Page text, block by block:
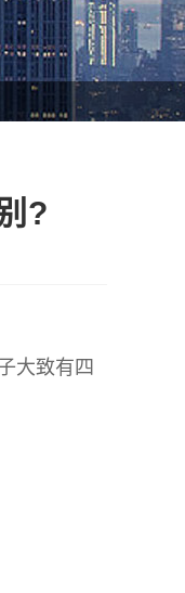
?
大致有四